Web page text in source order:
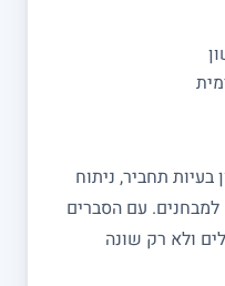
בעיות תחביר, ניתוח
עם הסברים
ולא רק שונה